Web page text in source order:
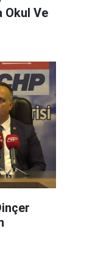
Okul Ve